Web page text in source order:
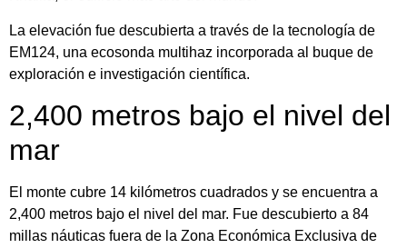
La elevación fue descubierta a través de la tecnología de
EM124, una ecosonda multihaz incorporada al buque de
exploración e investigación científica.
2,400 metros bajo el nivel del
mar
El monte cubre 14 kilómetros cuadrados y se encuentra a
2,400 metros bajo el nivel del mar. Fue descubierto a 84
millas náuticas fuera de la Zona Económica Exclusiva de